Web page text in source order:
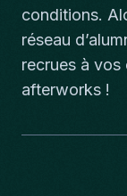
conditions.
réseau
recrues à vos
afterworks !